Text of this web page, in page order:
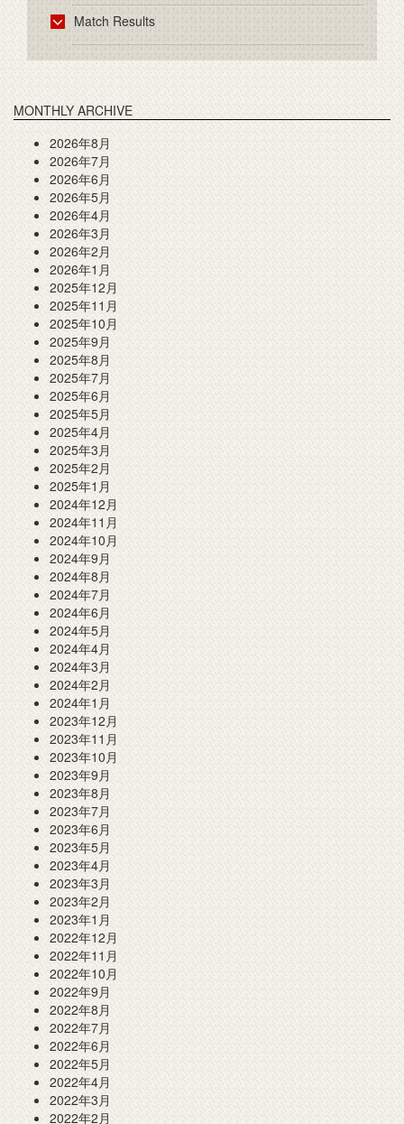
Match Results
MONTHLY ARCHIVE
2026年8月
2026年7月
2026年6月
2026年5月
2026年4月
2026年3月
2026年2月
2026年1月
2025年12月
2025年11月
2025年10月
2025年9月
2025年8月
2025年7月
2025年6月
2025年5月
2025年4月
2025年3月
2025年2月
2025年1月
2024年12月
2024年11月
2024年10月
2024年9月
2024年8月
2024年7月
2024年6月
2024年5月
2024年4月
2024年3月
2024年2月
2024年1月
2023年12月
2023年11月
2023年10月
2023年9月
2023年8月
2023年7月
2023年6月
2023年5月
2023年4月
2023年3月
2023年2月
2023年1月
2022年12月
2022年11月
2022年10月
2022年9月
2022年8月
2022年7月
2022年6月
2022年5月
2022年4月
2022年3月
2022年2月